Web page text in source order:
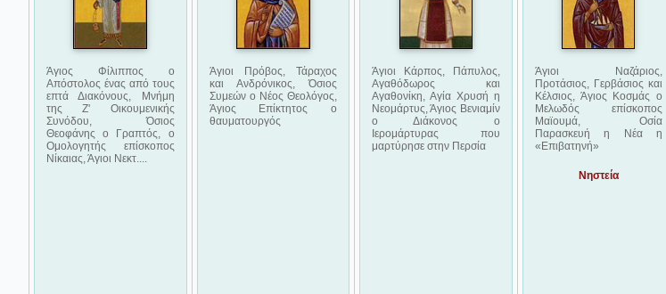
Άγιος Φίλιππος ο
Απόστολος ένας από τους
επτά Διακόνους, Μνήμη
της Ζ' Οικουμενικής
Συνόδου, Όσιος
Θεοφάνης ο Γραπτός, ο
Ομολογητής επίσκοπος
Νίκαιας, Άγιοι Νεκτ....
Άγιοι Πρόβος, Τάραχος
και Ανδρόνικος, Όσιος
Συμεών ο Νέος Θεολόγος,
Άγιος Επίκτητος ο
θαυματουργός
Άγιοι Κάρπος, Πάπυλος,
Αγαθόδωρος και
Αγαθονίκη, Αγία Χρυσή η
Νεομάρτυς, Άγιος Βενιαμίν
ο Διάκονος ο
Ιερομάρτυρας που
μαρτύρησε στην Περσία
Άγιοι Ναζάριος,
Προτάσιος, Γερβάσιος και
Κέλσιος, Άγιος Κοσμάς ο
Μελωδός επίσκοπος
Μαϊουμά, Οσία
Παρασκευή η Νέα η
«Επιβατηνή»
Νηστεία